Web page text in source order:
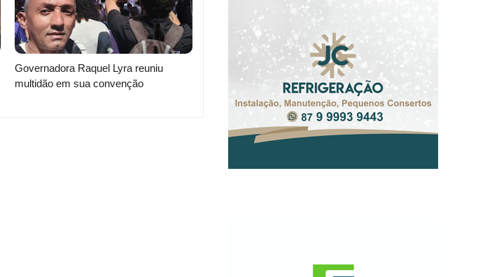
Governadora Raquel Lyra reuniu
multidão em sua convenção